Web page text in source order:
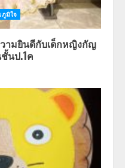
ภูมิใจ
ามยินดีกับเด็กหญิงกัญ
นป.1ค